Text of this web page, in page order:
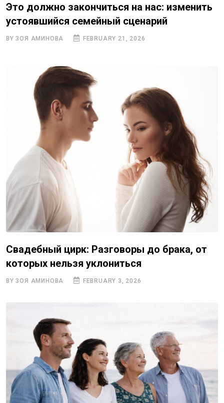
Это должно закончиться на нас: изменить
устоявшийся семейный сценарий
BY ЗОЯ АМИНОВА FEBRUARY 21, 2026
Свадебный цирк: Разговоры до брака, от
которых нельзя уклониться
BY ЗОЯ АМИНОВА FEBRUARY 3, 2026